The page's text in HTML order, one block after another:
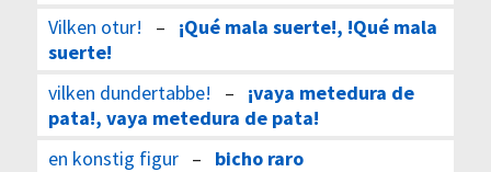
Vilken otur! – ¡Qué mala suerte!, !Qué mala
suerte!
vilken dundertabbe! – ¡vaya metedura de
pata!, vaya metedura de pata!
en konstig figur– bicho raro